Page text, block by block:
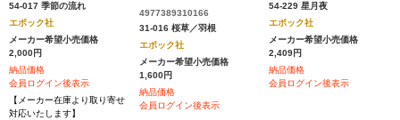
54-017 季節の流れ
エポック社
メーカー希望小売価格
2,000円
納品価格
会員ログイン後表示
【メーカー在庫より取り寄せ
対応いたします】
4977389310166
31-016 桜草／羽根
エポック社
メーカー希望小売価格
1,600円
納品価格
会員ログイン後表示
54-229 星月夜
エポック社
メーカー希望小売価格
2,409円
納品価格
会員ログイン後表示